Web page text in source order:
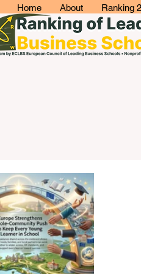
Home About Ranking